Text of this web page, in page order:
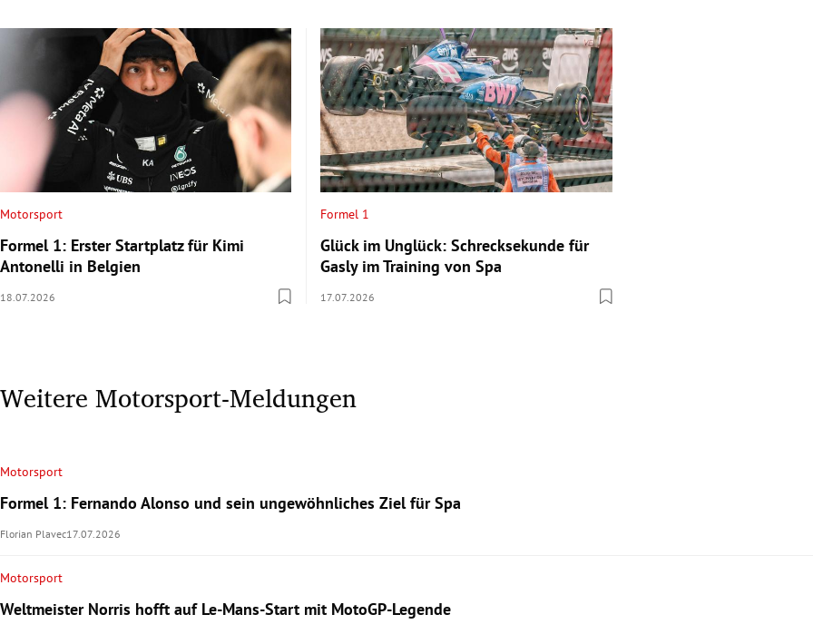
Motorsport
Formel 1: Erster Startplatz für Kimi
Antonelli in Belgien
18.07.2026
Formel 1
Glück im Unglück: Schrecksekunde für
Gasly im Training von Spa
17.07.2026
Weitere Motorsport-Meldungen
Motorsport
Formel 1: Fernando Alonso und sein ungewöhnliches Ziel für Spa
Florian Plavec17.07.2026
Motorsport
Weltmeister Norris hofft auf Le-Mans-Start mit MotoGP-Legende